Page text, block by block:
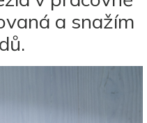
a snažím